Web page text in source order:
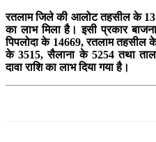
रतलाम जिले की आलोट तहसील के 13
का लाभ मिला है। इसी प्रकार
पिपलोदा के 14669, रतलाम तहसील
के 3515, सैलाना के 5254 तथा
दावा राशि का लाभ दिया गया है।